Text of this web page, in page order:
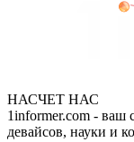
НАСЧЕТ НАС
1informer.com - ваш
девайсов, науки и